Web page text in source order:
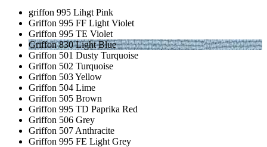
griffon 995 Lihgt Pink
Griffon 995 FF Light Violet
Griffon 995 TE Violet
Griffon 830 Light Blue
Griffon 501 Dusty Turquoise
Griffon 502 Turquoise
Griffon 503 Yellow
Griffon 504 Lime
Griffon 505 Brown
Griffon 995 TD Paprika Red
Griffon 506 Grey
Griffon 507 Anthracite
Griffon 995 FE Light Grey